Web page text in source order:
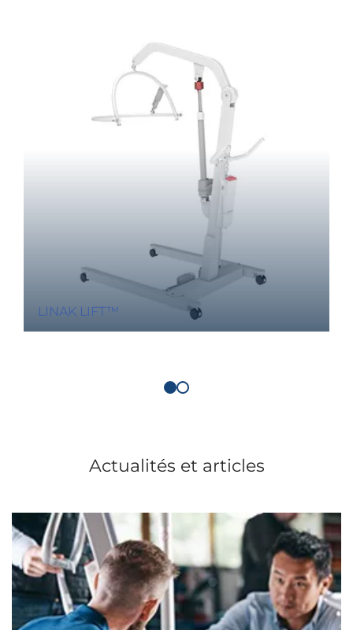
LINAK LIFT™
Actualités et articles